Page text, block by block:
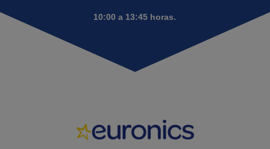
10:00 a 13:45 horas.